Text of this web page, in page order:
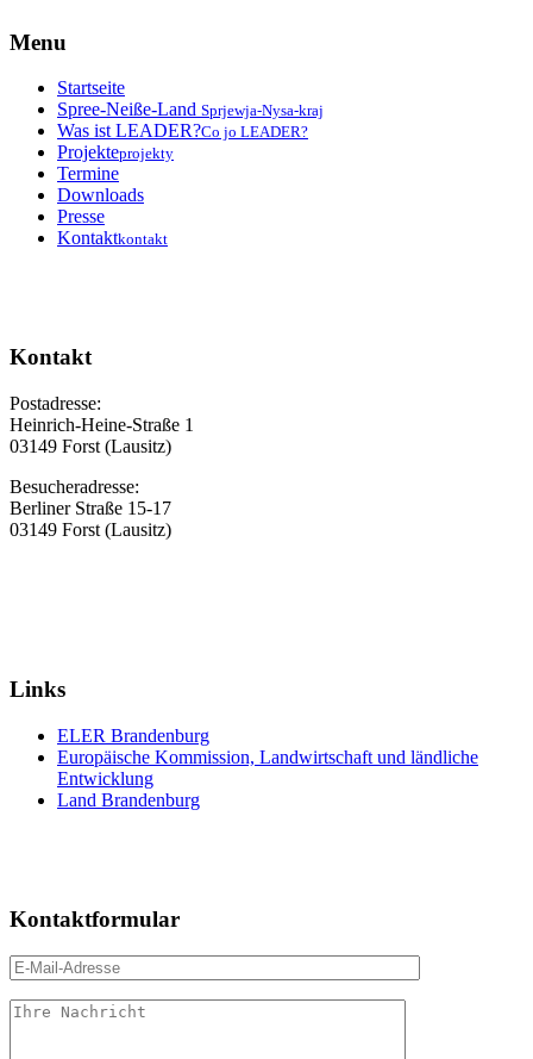
Menu
Startseite
Spree-Neiße-Land Sprjewja-Nysa-kraj
Was ist LEADER?Co jo LEADER?
Projekteprojekty
Termine
Downloads
Presse
Kontaktkontakt
Kontakt
Postadresse:
Heinrich-Heine-Straße 1
03149 Forst (Lausitz)
Besucheradresse:
Berliner Straße 15-17
03149 Forst (Lausitz)
Links
ELER Brandenburg
Europäische Kommission, Landwirtschaft und ländliche
Entwicklung
Land Brandenburg
Kontaktformular